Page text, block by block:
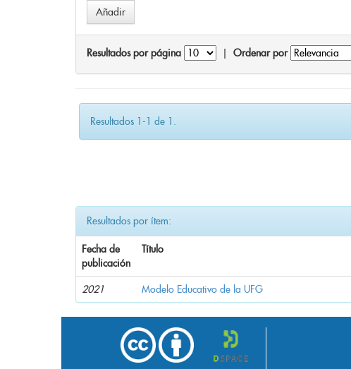
Resultados por página Ordenar por
Resultados 1-1 de 1.
Resultados por ítem:
Fecha de
publicación
Título
2021 Modelo Educativo de la UFG